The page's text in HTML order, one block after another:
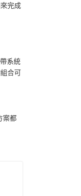
完成
系統
合可
案都